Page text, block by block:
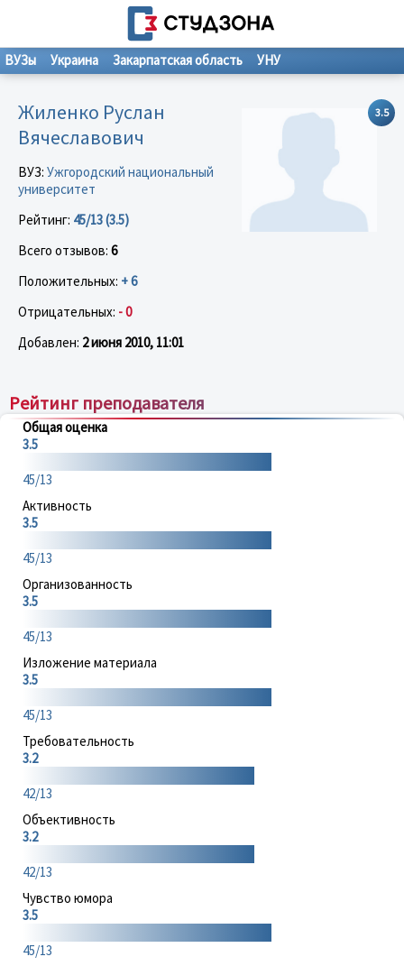
ВУЗы Украина Закарпатская область УНУ
3.5
Жиленко Руслан
Вячеславович
ВУЗ: Ужгородский национальный
университет
Рейтинг: 45/13 (3.5)
Всего отзывов: 6
Положительных: + 6
Отрицательных: - 0
Добавлен: 2 июня 2010, 11:01
Рейтинг преподавателя
Общая оценка
3.5
45/13
Активность
3.5
45/13
Организованность
3.5
45/13
Изложение материала
3.5
45/13
Требовательность
3.2
42/13
Объективность
3.2
42/13
Чувство юмора
3.5
45/13